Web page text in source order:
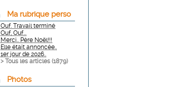
Ma rubrique perso
Ouf. Travail terminé
Ouf, Ouf...
Merci.. Père Noël!!!
Elle était annoncée..
1er jour de 2026..
> Tous les articles (1879)
Photos